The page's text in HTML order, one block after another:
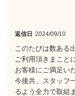
返信日 2024/09/10
このたびは数ある
ご利用頂きまこと
お客様にご満足い
今後共、スタッフ
るよう全力で取組